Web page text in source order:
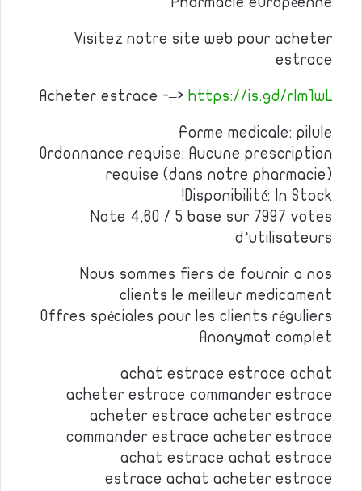
Visitez notre site web pour acheter
estrace
Acheter estrace -–> https://is.gd/rlm1wL
Forme medicale: pilule
Ordonnance requise: Aucune prescription
requise (dans notre pharmacie)
Disponibilité: In Stock!
Note 4,60 / 5 base sur 7997 votes
d’utilisateurs
Nous sommes fiers de fournir a nos
clients le meilleur medicament
Offres spéciales pour les clients réguliers
Anonymat complet
achat estrace estrace achat
acheter estrace commander estrace
acheter estrace acheter estrace
commander estrace acheter estrace
achat estrace achat estrace
estrace achat acheter estrace